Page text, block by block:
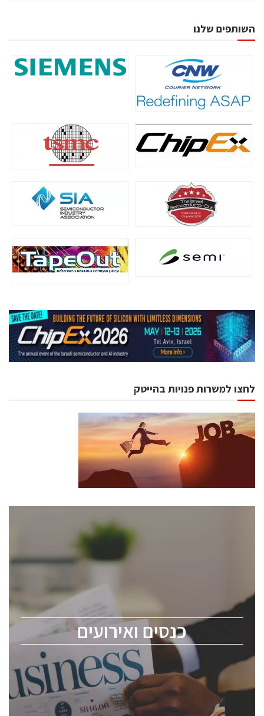
השותפים שלנו
לחצו למשרות פנויות בהייטק
כנסים ואירועים
כנסים ואירועים
לכל העוסקים בתעשיית הסמיקונדקטור כולל מהנדסים,
ChipEx2026 will be held on May 12-13, 2026. The
conference is intended for everyone involved in the
semiconductor industry, including engineers,
professional experts, and senior executives.